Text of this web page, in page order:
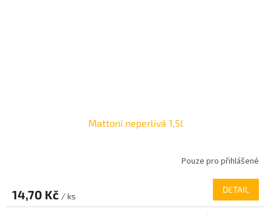
Mattoni neperlivá 1,5l
Pouze pro přihlášené
14,70 Kč / ks
DETAIL